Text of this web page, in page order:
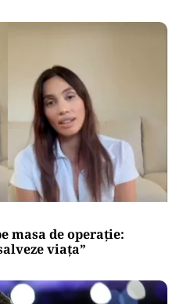
masa de operație:
viața”